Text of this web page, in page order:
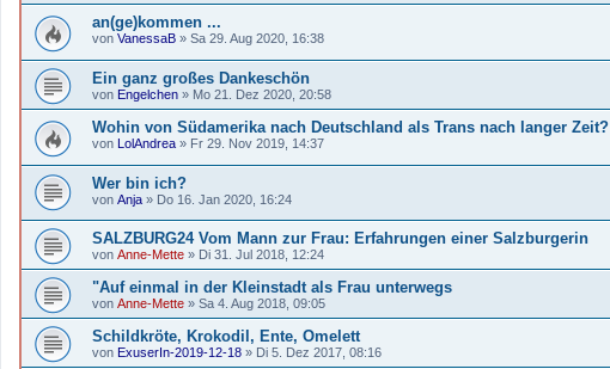
an(ge)kommen ...
von VanessaB » Sa 29. Aug 2020, 16:38
Ein ganz großes Dankeschön
von Engelchen » Mo 21. Dez 2020, 20:58
Wohin von Südamerika nach Deutschland als Trans nach langer Zeit?
von LolAndrea » Fr 29. Nov 2019, 14:37
Wer bin ich?
von Anja » Do 16. Jan 2020, 16:24
SALZBURG24 Vom Mann zur Frau: Erfahrungen einer Salzburgerin
von Anne-Mette » Di 31. Jul 2018, 12:24
"Auf einmal in der Kleinstadt als Frau unterwegs
von Anne-Mette » Sa 4. Aug 2018, 09:05
Schildkröte, Krokodil, Ente, Omelett
von ExuserIn-2019-12-18 » Di 5. Dez 2017, 08:16